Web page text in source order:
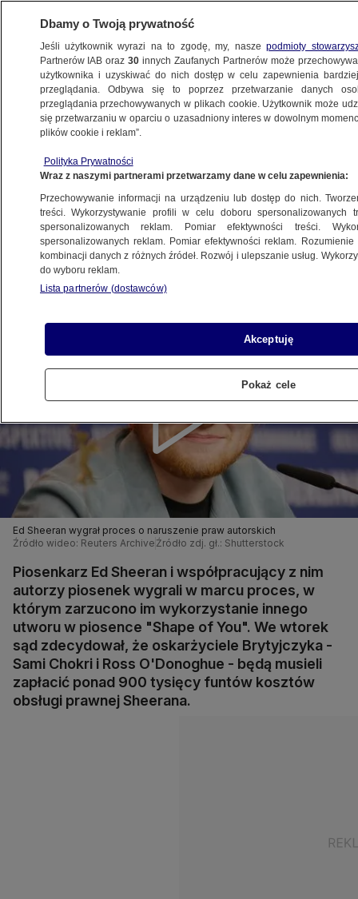
KULTURA I STYL
praw autorskich w "Shape of You".
Oskarżyciele zapłacą ponad 900 tysięcy
funtów
22.06.2022, 06:25
Udostępnij
Ed Sheeran wygrał proces o naruszenie praw autorskich
Źródło wideo: Reuters Archive Źródło zdj. gł.: Shutterstock
Piosenkarz Ed Sheeran i współpracujący z nim
autorzy piosenek wygrali w marcu proces, w
którym zarzucono im wykorzystanie innego
utworu w piosence "Shape of You". We wtorek
sąd zdecydował, że oskarżyciele Brytyjczyka -
Sami Chokri i Ross O'Donoghue - będą musieli
zapłacić ponad 900 tysięcy funtów kosztów
obsługi prawnej Sheerana.
Dbamy o Twoją prywatność
Jeśli użytkownik wyrazi na to zgodę, my, naszepodmioty
Partnerów IAB oraz30 innych Zaufanych Partnerów może
użytkownika i uzyskiwać do nich dostęp w celu zapewnienia
przeglądania. Odbywa się to poprzez przetwarzanie danych
przeglądania przechowywanych w plikach cookie. Użytkownik może
się przetwarzaniu w oparciu o uzasadniony interes w dowolnym
plików cookie i reklam”.
Polityka Prywatności
Wraz z naszymi partnerami przetwarzamy dane w celu zapewnienia:
Przechowywanie informacji na urządzeniu lub dostęp do nich.
treści. Wykorzystywanie profili w celu doboru spersonalizowanych
spersonalizowanych reklam. Pomiar efektywności treści.
spersonalizowanych reklam. Pomiar efektywności reklam.
kombinacji danych z różnych źródeł. Rozwój i ulepszanie usług.
do wyboru reklam.
Lista partnerów (dostawców)
Akceptuję
Pokaż cele